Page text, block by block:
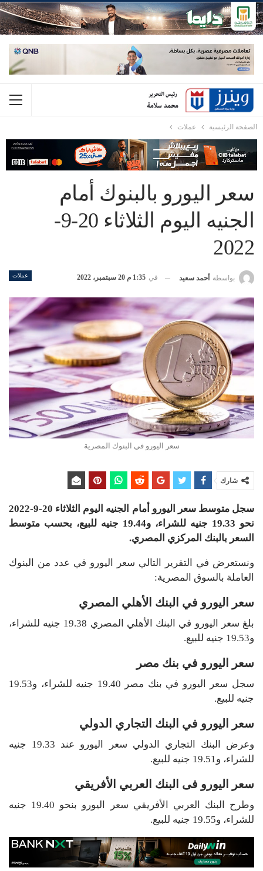
الصفحة الرئيسية عملات
سعر اليورو بالبنوك أمام
الجنيه اليوم الثلاثاء 20-9-
2022
عملات بواسطة أحمد سعيد في 1:35 م 20 سبتمبر، 2022
سعر اليورو في البنوك المصرية
شارك
سجل متوسط سعر اليورو أمام الجنيه اليوم الثلاثاء 20-9-2022
نحو 19.33 جنيه للشراء، و19.44 جنيه للبيع، بحسب متوسط
السعر بالبنك المركزي المصري.
ونستعرض في التقرير التالي سعر اليورو في عدد من البنوك
العاملة بالسوق المصرية:
سعر اليورو في البنك الأهلي المصري
بلغ سعر اليورو في البنك الأهلي المصري 19.38 جنيه للشراء،
و19.53 جنيه للبيع.
سعر اليورو في بنك مصر
سجل سعر اليورو في بنك مصر 19.40 جنيه للشراء، و19.53
جنيه للبيع.
سعر اليورو في البنك التجاري الدولي
وعرض البنك التجاري الدولي سعر اليورو عند 19.33 جنيه
للشراء، و19.51 جنيه للبيع.
سعر اليورو فى البنك العربي الأفريقي
وطرح البنك العربي الأفريقي سعر اليورو بنحو 19.40 جنيه
للشراء، و19.55 جنيه للبيع.